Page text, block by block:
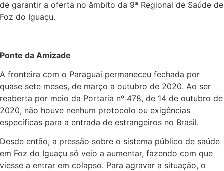
de garantir a oferta no âmbito da 9ª Regional de Saúde de
Foz do Iguaçu.
Ponte da Amizade
A fronteira com o Paraguai permaneceu fechada por
quase sete meses, de março a outubro de 2020. Ao ser
reaberta por meio da Portaria nº 478, de 14 de outubro de
2020, não houve nenhum protocolo ou exigências
específicas para a entrada de estrangeiros no Brasil.
Desde então, a pressão sobre o sistema público de saúde
em Foz do Iguaçu só veio a aumentar, fazendo com que
viesse a entrar em colapso. Para agravar a situação, o